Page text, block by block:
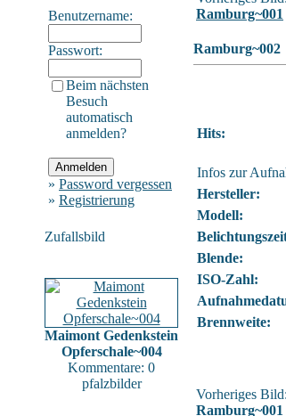
Benutzername:
Passwort:
Beim nächsten
Besuch
automatisch
anmelden?
» Password vergessen
» Registrierung
Zufallsbild
Maimont Gedenkstein
Opferschale~004
Kommentare: 0
pfalzbilder
Ramburg~001
Ramburg~002
Hits:
Infos zur
Hersteller:
Modell:
Blende:
ISO-Zahl:
Brennweite:
Vorheriges Bild:
Ramburg~001